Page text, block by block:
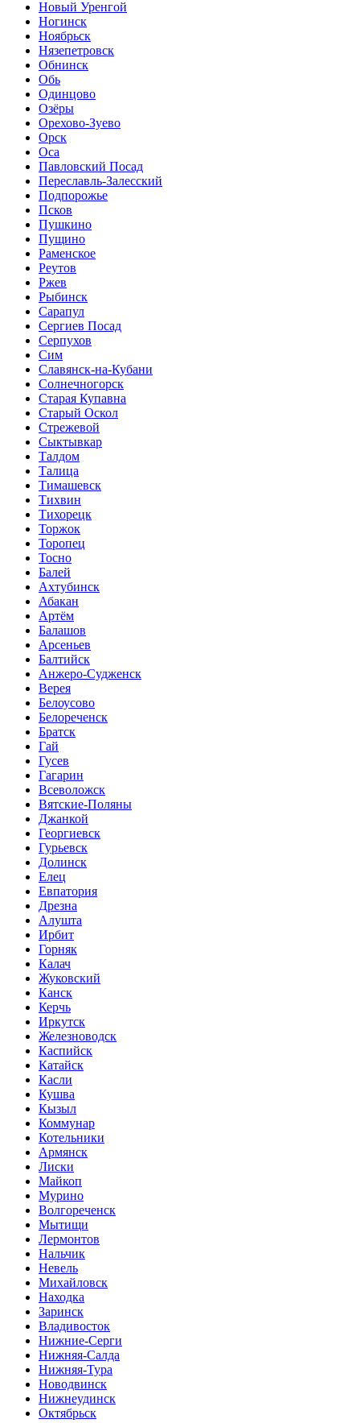
Новый Уренгой
Ногинск
Ноябрьск
Нязепетровск
Обнинск
Обь
Одинцово
Озёры
Орехово-Зуево
Орск
Оса
Павловский Посад
Переславль-Залесский
Подпорожье
Псков
Пушкино
Пущино
Раменское
Реутов
Ржев
Рыбинск
Сарапул
Сергиев Посад
Серпухов
Сим
Славянск-на-Кубани
Солнечногорск
Старая Купавна
Старый Оскол
Стрежевой
Сыктывкар
Талдом
Талица
Тимашевск
Тихвин
Тихорецк
Торжок
Торопец
Тосно
Балей
Ахтубинск
Абакан
Артём
Балашов
Арсеньев
Балтийск
Анжеро-Судженск
Верея
Белоусово
Белореченск
Братск
Гай
Гусев
Гагарин
Всеволожск
Вятские-Поляны
Джанкой
Георгиевск
Гурьевск
Долинск
Елец
Евпатория
Дрезна
Алушта
Ирбит
Горняк
Калач
Жуковский
Канск
Керчь
Иркутск
Железноводск
Каспийск
Катайск
Касли
Кушва
Кызыл
Коммунар
Котельники
Армянск
Лиски
Майкоп
Мурино
Волгореченск
Мытищи
Лермонтов
Нальчик
Невель
Михайловск
Находка
Заринск
Владивосток
Нижние-Серги
Нижняя-Салда
Нижняя-Тура
Новодвинск
Нижнеудинск
Октябрьск